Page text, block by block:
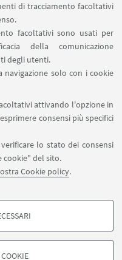
di tracciamento facoltativi
facoltativi sono usati per
della comunicazione
degli utenti.
solo con i cookie
attivando l'opzione in
consensi più specifici
lo stato dei consensi
cookie" del sito.
Cookie policy.
Università di
degli Ariani 1 - Ravenna